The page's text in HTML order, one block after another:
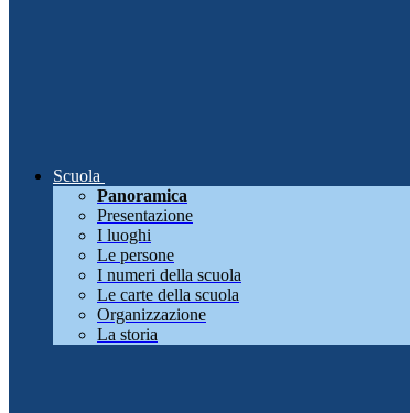
Scuola
Panoramica
Presentazione
I luoghi
Le persone
I numeri della scuola
Le carte della scuola
Organizzazione
La storia